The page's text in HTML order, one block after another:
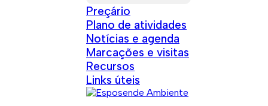
Preçário
Plano de atividades
Notícias e agenda
Marcações e visitas
Recursos
Links úteis